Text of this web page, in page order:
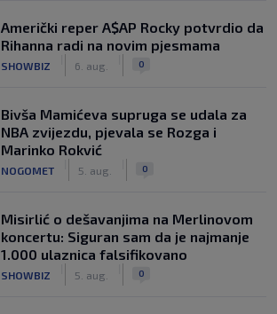
Američki reper A$AP Rocky potvrdio da
Rihanna radi na novim pjesmama
SHOWBIZ 6. aug. 0
Bivša Mamićeva supruga se udala za
NBA zvijezdu, pjevala se Rozga i
Marinko Rokvić
NOGOMET 5. aug. 0
Misirlić o dešavanjima na Merlinovom
koncertu: Siguran sam da je najmanje
1.000 ulaznica falsifikovano
SHOWBIZ 5. aug. 0